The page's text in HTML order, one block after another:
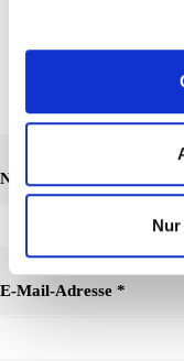
Name
E-Mail-Adresse *